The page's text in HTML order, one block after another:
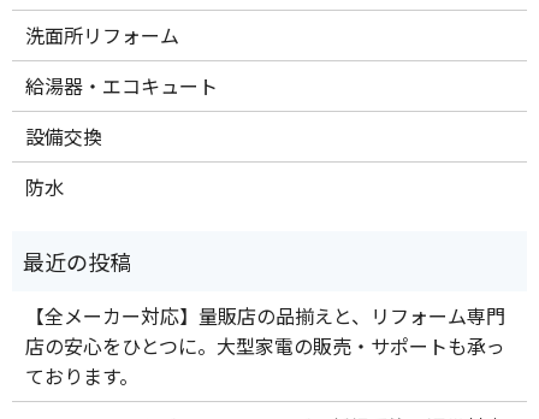
洗面所リフォーム
給湯器・エコキュート
設備交換
防水
【全メーカー対応】量販店の品揃えと、リフォーム専門
店の安心をひとつに。大型家電の販売・サポートも承っ
ております。